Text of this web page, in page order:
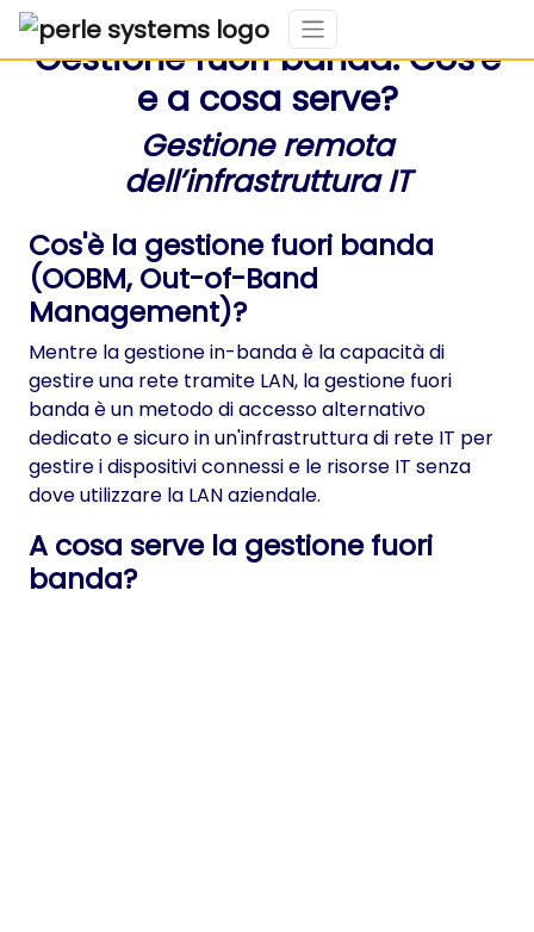
Gestione fuori banda: Cos'è
e a cosa serve?
Gestione remota
dell’infrastruttura IT
Cos'è la gestione fuori banda
(OOBM, Out-of-Band
Management)?
Mentre la gestione in-banda è la capacità di
gestire una rete tramite LAN, la gestione fuori
banda è un metodo di accesso alternativo
dedicato e sicuro in un'infrastruttura di rete IT per
gestire i dispositivi connessi e le risorse IT senza
dove utilizzare la LAN aziendale.
A cosa serve la gestione fuori
banda?